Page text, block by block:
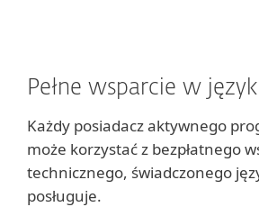
Pełne wsparcie w
Każdy posiadacz aktywnego
może korzystać z bezpłatnego
technicznego, świadczonego
posługuje.